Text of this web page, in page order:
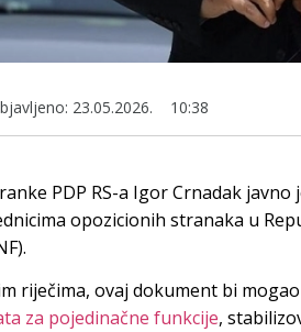
23.05.2026. 10:38
PDP RS-a Igor Crnadak
opozicionih stranaka u
riječima, ovaj dokument bi
za pojedinačne funkcije,